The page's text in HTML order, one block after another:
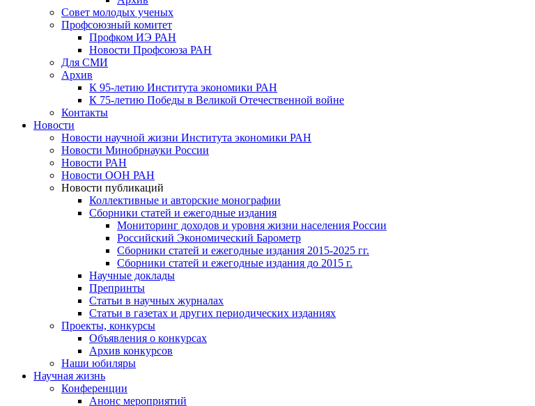
Совет молодых ученых
Профсоюзный комитет
Профком ИЭ РАН
Новости Профсоюза РАН
Для СМИ
Архив
К 95-летию Института экономики РАН
К 75-летию Победы в Великой Отечественной войне
Контакты
Новости
Новости научной жизни Института экономики РАН
Новости Минобрнауки России
Новости РАН
Новости ООН РАН
Новости публикаций
Коллективные и авторские монографии
Сборники статей и ежегодные издания
Мониторинг доходов и уровня жизни населения России
Российский Экономический Барометр
Сборники статей и ежегодные издания 2015-2025 гг.
Сборники статей и ежегодные издания до 2015 г.
Научные доклады
Препринты
Статьи в научных журналах
Статьи в газетах и других периодических изданиях
Проекты, конкурсы
Объявления о конкурсах
Архив конкурсов
Наши юбиляры
Научная жизнь
Конференции
Анонс мероприятий